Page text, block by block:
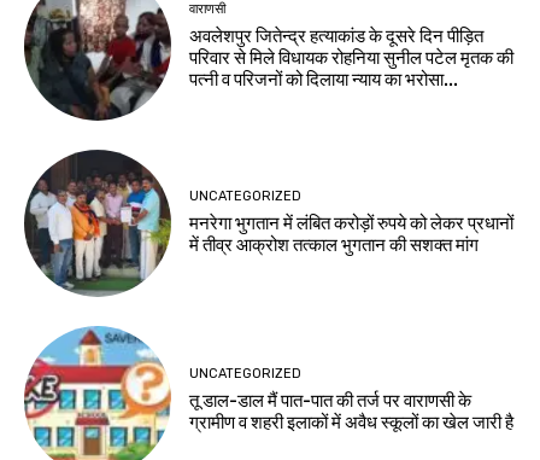
वाराणसी
अवलेशपुर जितेन्द्र हत्याकांड के दूसरे दिन पीड़ित
परिवार से मिले विधायक रोहनिया सुनील पटेल मृतक की
पत्नी व परिजनों को दिलाया न्याय का भरोसा...
UNCATEGORIZED
मनरेगा भुगतान में लंबित करोड़ों रुपये को लेकर प्रधानों
में तीव्र आक्रोश तत्काल भुगतान की सशक्त मांग
UNCATEGORIZED
तू डाल-डाल मैं पात-पात की तर्ज पर वाराणसी के
ग्रामीण व शहरी इलाकों में अवैध स्कूलों का खेल जारी है